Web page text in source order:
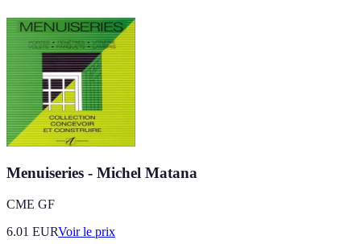
Menuiseries - Michel Matana
CME GF
6.01 EURVoir le prix